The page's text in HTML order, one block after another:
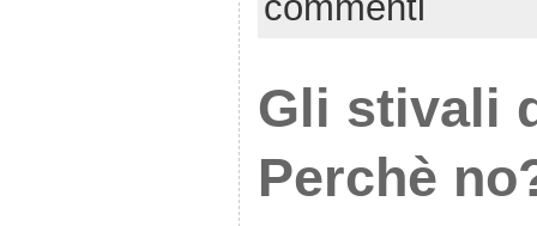
Gli stivali
Perchè